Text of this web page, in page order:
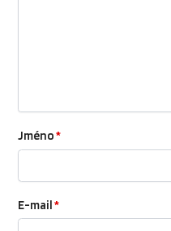
Jméno*
E-mail*